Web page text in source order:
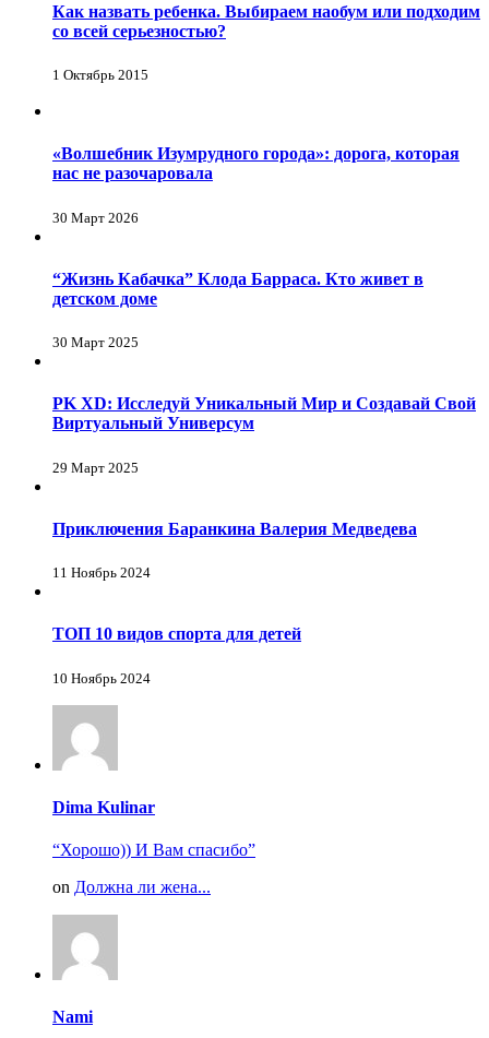
Как назвать ребенка. Выбираем наобум или подходим
со всей серьезностью?
1 Октябрь 2015
«Волшебник Изумрудного города»: дорога, которая
нас не разочаровала
30 Март 2026
“Жизнь Кабачка” Клода Барраса. Кто живет в
детском доме
30 Март 2025
PK XD: Исследуй Уникальный Мир и Создавай Свой
Виртуальный Универсум
29 Март 2025
Приключения Баранкина Валерия Медведева
11 Ноябрь 2024
ТОП 10 видов спорта для детей
10 Ноябрь 2024
Dima Kulinar
“Хорошо)) И Вам спасибо”
on Должна ли жена...
Nami